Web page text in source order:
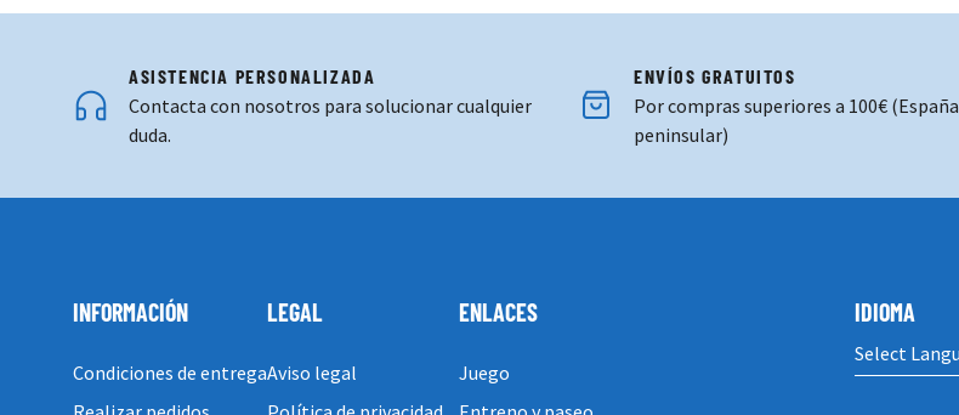
ASISTENCIA PERSONALIZADA
Contacta con nosotros para solucionar cualquier
duda.
ENVÍOS GRATUITOS
Por compras superiores a 100€ (España
peninsular)
INFORMACIÓN
Condiciones de entrega
LEGAL
Aviso legal
ENLACES
Juego
IDIOMA